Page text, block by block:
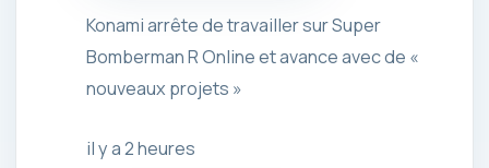
Konami arrête de travailler sur Super
Bomberman R Online et avance avec de «
nouveaux projets »
il y a 2 heures